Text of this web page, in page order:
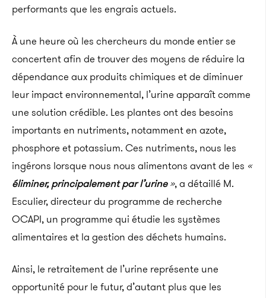
performants que les engrais actuels.
À une heure où les chercheurs du monde entier se
concertent afin de trouver des moyens de réduire la
dépendance aux produits chimiques et de diminuer
leur impact environnemental, l’urine apparaît comme
une solution crédible. Les plantes ont des besoins
importants en nutriments, notamment en azote,
phosphore et potassium. Ces nutriments, nous les
ingérons lorsque nous nous alimentons avant de les «
éliminer, principalement par l’urine», a détaillé M.
Esculier, directeur du programme de recherche
OCAPI, un programme qui étudie les systèmes
alimentaires et la gestion des déchets humains.
Ainsi, le retraitement de l’urine représente une
opportunité pour le futur, d’autant plus que les